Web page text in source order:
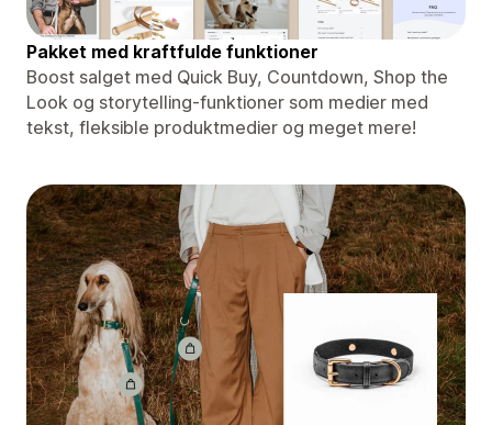
Pakket med kraftfulde funktioner
Boost salget med Quick Buy, Countdown, Shop the
Look og storytelling-funktioner som medier med
tekst, fleksible produktmedier og meget mere!